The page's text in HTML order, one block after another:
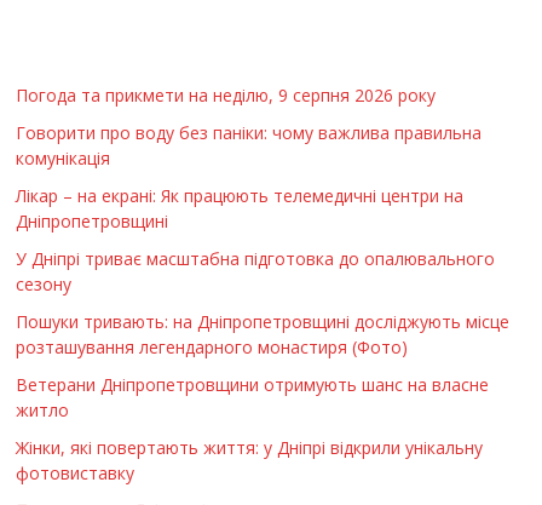
Погода та прикмети на неділю, 9 серпня 2026 року
Говорити про воду без паніки: чому важлива правильна
комунікація
Лікар – на екрані: Як працюють телемедичні центри на
Дніпропетровщині
У Дніпрі триває масштабна підготовка до опалювального
сезону
Пошуки тривають: на Дніпропетровщині досліджують місце
розташування легендарного монастиря (Фото)
Ветерани Дніпропетровщини отримують шанс на власне
житло
Жінки, які повертають життя: у Дніпрі відкрили унікальну
фотовиставку